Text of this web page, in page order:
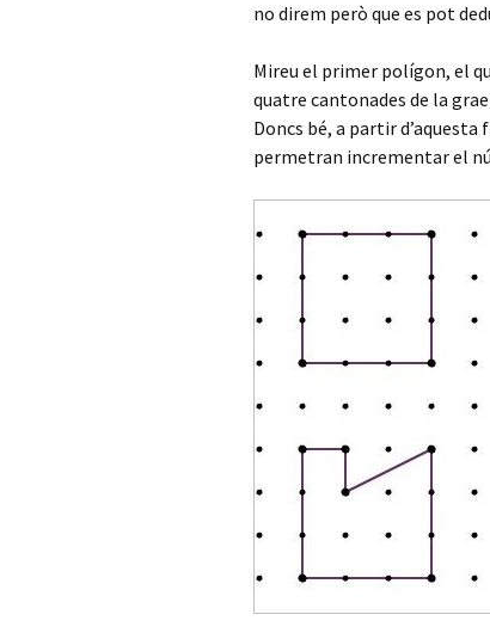
no direm però que es pot
Mireu el primer polígon, el
quatre cantonades de la
Doncs bé, a partir
permetran incrementar el